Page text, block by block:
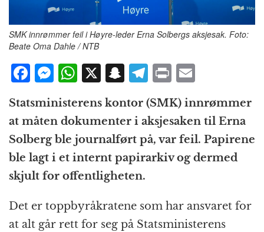
SMK innrømmer feil i Høyre-leder Erna Solbergs aksjesak. Foto:
Beate Oma Dahle / NTB
F
c
e
b
o
o
k
M
e
ss
e
n
g
e
r
W
at
s
A
p
p
X S
a
p
c
h
at
T
el
e
g
r
a
P
ri
n
t
ai
l
Statsministerens kontor (SMK) innrømmer
at måten dokumenter i aksjesaken til Erna
Solberg ble journalført på, var feil. Papirene
ble lagt i et internt papirarkiv og dermed
skjult for offentligheten.
Det er toppbyråkratene som har ansvaret for
at alt går rett for seg på Statsministerens